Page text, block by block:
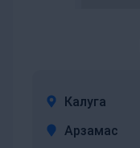
Калуга
Арзамас